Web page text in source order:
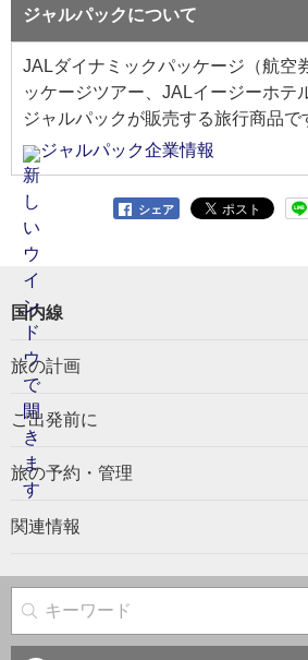
ジャルパックについて
JALダイナミックパッケージ（航空
ッケージツアー、JALイージーホテ
ジャルパックが販売する旅行商品で
ジャルパック企業情報
シェア
国内線
旅の計画
ご出発前に
旅の予約・管理
関連情報
サイト内検索